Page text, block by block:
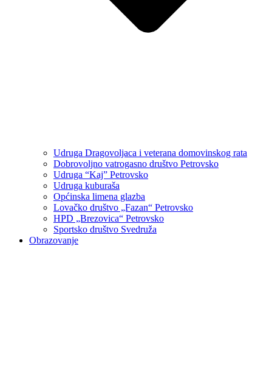
Udruga Dragovoljaca i veterana domovinskog rata
Dobrovoljno vatrogasno društvo Petrovsko
Udruga “Kaj” Petrovsko
Udruga kuburaša
Općinska limena glazba
Lovačko društvo „Fazan“ Petrovsko
HPD „Brezovica“ Petrovsko
Sportsko društvo Svedruža
Obrazovanje